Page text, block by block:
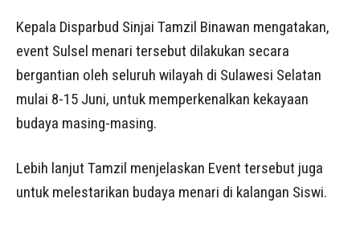
Kepala Disparbud Sinjai Tamzil Binawan mengatakan,
event Sulsel menari tersebut dilakukan secara
bergantian oleh seluruh wilayah di Sulawesi Selatan
mulai 8-15 Juni, untuk memperkenalkan kekayaan
budaya masing-masing.
Lebih lanjut Tamzil menjelaskan Event tersebut juga
untuk melestarikan budaya menari di kalangan Siswi.